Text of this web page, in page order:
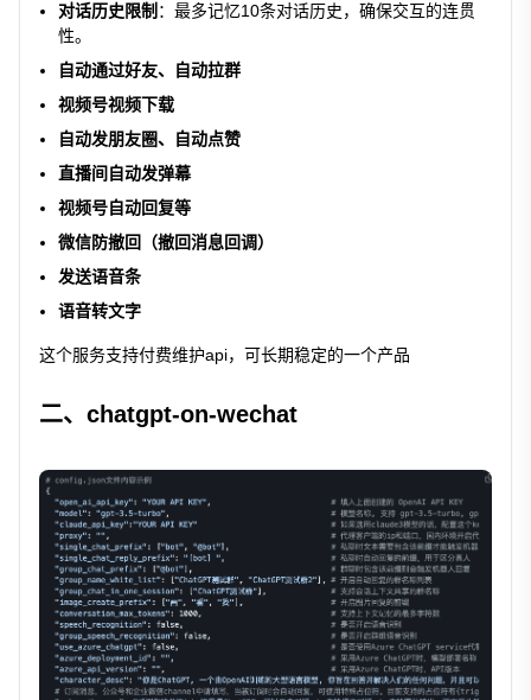
对话历史限制 ：最多记忆10条对话历史，确保交互的连贯
性。
自动通过好友、自动拉群
视频号视频下载
自动发朋友圈、自动点赞
直播间自动发弹幕
视频号自动回复等
微信防撤回（撤回消息回调）
发送语音条
语音转文字
这个服务支持付费维护api，可长期稳定的一个产品
二、chatgpt-on-wechat